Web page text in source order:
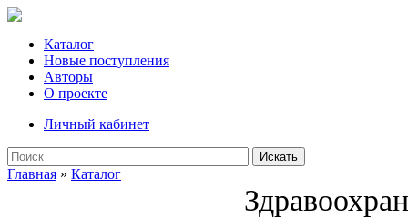
Каталог
Новые поступления
Авторы
О проекте
Личный кабинет
Искать
Главная » Каталог